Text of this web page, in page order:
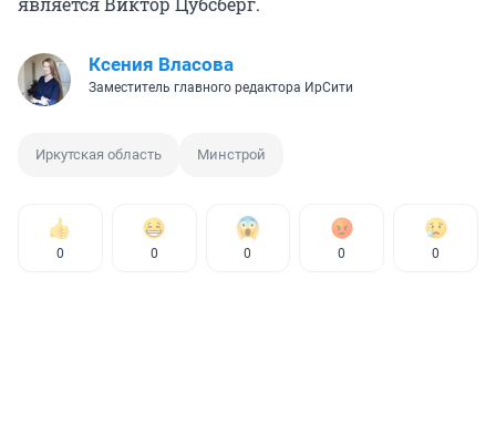
Ксения Власова
Заместитель главного редактора ИрСити
Иркутская область Минстрой
0 0 0 0 0